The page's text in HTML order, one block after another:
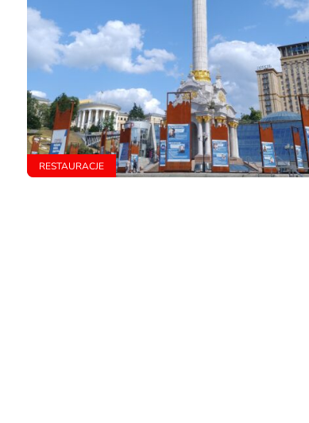
RESTAURACJE